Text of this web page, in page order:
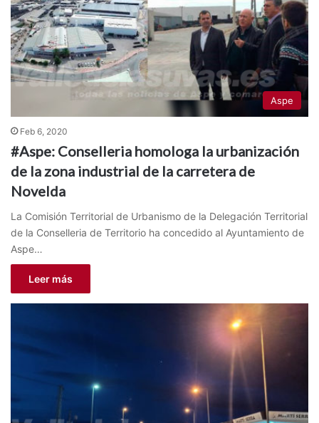
Aspe
Feb 6, 2020
#Aspe: Conselleria homologa la urbanización
de la zona industrial de la carretera de
Novelda
La Comisión Territorial de Urbanismo de la Delegación Territorial
de la Conselleria de Territorio ha concedido al Ayuntamiento de
Aspe…
Leer más